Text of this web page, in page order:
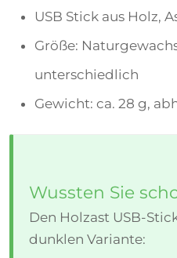
USB Stick aus Holz,
Größe:
unterschiedlich
Gewicht: ca. 28 g,
Wussten Sie
Den Holzast USB-
dunklen Variante: